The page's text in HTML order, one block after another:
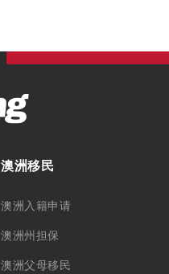
澳洲移民
澳洲入籍申请
澳洲州担保
澳洲父母移民